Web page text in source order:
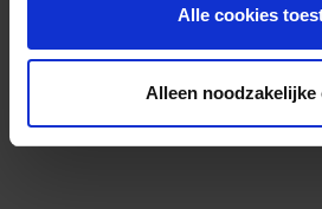
Alle cookies
Alleen noodzakelijke